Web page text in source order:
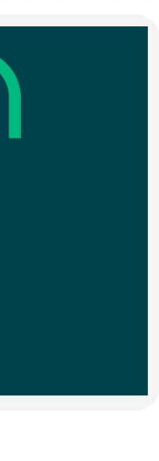
Côte d'Ivoire : Ouattara
promet des sanctions contre